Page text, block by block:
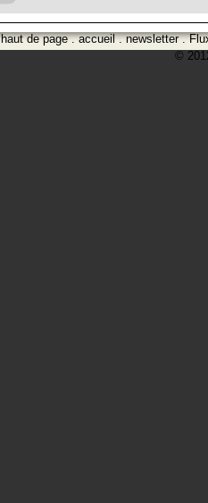
haut de page.accueil.newsletter.
©